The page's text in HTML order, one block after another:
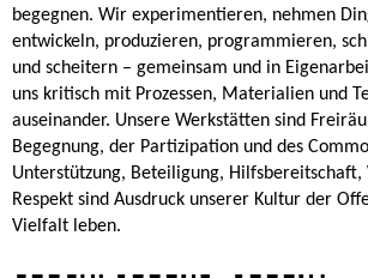
begegnen. Wir experimentieren, nehmen
entwickeln, produzieren, programmieren,
und scheitern – gemeinsam und in
uns kritisch mit Prozessen, Materialien und
auseinander. Unsere Werkstätten sind
Begegnung, der Partizipation und des
Unterstützung, Beteiligung, Hilfsbereitschaft,
Respekt sind Ausdruck unserer Kultur der
Vielfalt leben.